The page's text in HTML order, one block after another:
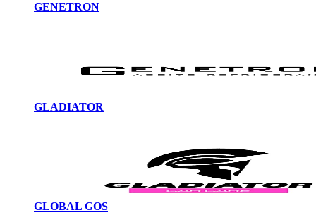
GENETRON
GLADIATOR
GLOBAL GOS